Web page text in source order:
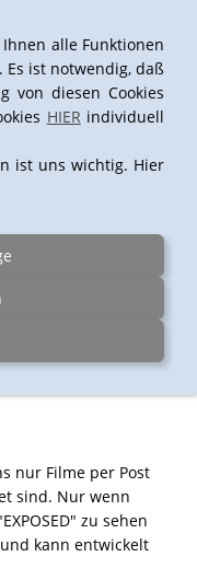
nur Filme per Post
unserer
den
nur Filme per Post
sind. Nur wenn
zu sehen
kann entwickelt
alle Funktionen
ist notwendig, daß
von diesen Cookies
HIERindividuell
ist uns wichtig. Hier